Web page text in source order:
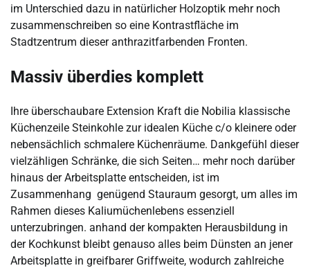
im Unterschied dazu in natürlicher Holzoptik mehr noch
zusammenschreiben so eine Kontrastfläche im
Stadtzentrum dieser anthrazitfarbenden Fronten.
Massiv überdies komplett
Ihre überschaubare Extension Kraft die Nobilia klassische
Küchenzeile Steinkohle zur idealen Küche c/o kleinere oder
nebensächlich schmalere Küchenräume. Dankgefühl dieser
vielzähligen Schränke, die sich Seiten… mehr noch darüber
hinaus der Arbeitsplatte entscheiden, ist im
Zusammenhang genügend Stauraum gesorgt, um alles im
Rahmen dieses Kaliumüchenlebens essenziell
unterzubringen. anhand der kompakten Herausbildung in
der Kochkunst bleibt genauso alles beim Dünsten an jener
Arbeitsplatte in greifbarer Griffweite, wodurch zahlreiche